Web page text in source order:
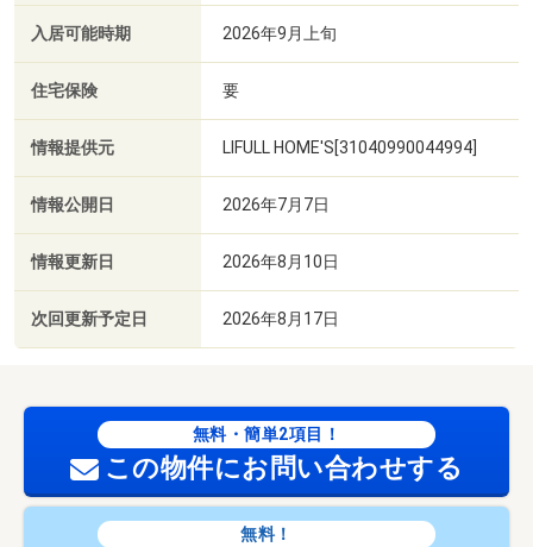
入居可能時期 2026年9月上旬
住宅保険 要
情報提供元 LIFULL HOME'S[31040990044994]
情報公開日 2026年7月7日
情報更新日 2026年8月10日
次回更新予定日 2026年8月17日
無料・簡単2項目！
この物件にお問い合わせする
無料！